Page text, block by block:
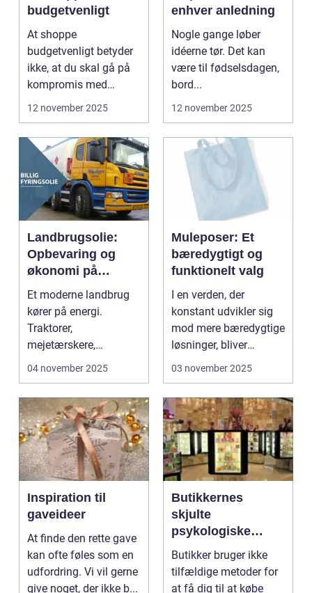
budgetvenligt
At shoppe
budgetvenligt betyder
ikke, at du skal gå på
kompromis med
kvalitet eller stil...
12 november 2025
enhver anledning
Nogle gange løber
idéerne tør. Det kan
være til fødselsdagen,
bord...
12 november 2025
Landbrugsolie:
Opbevaring og
økonomi på
gården
Et moderne landbrug
kører på energi.
Traktorer,
mejetærskere,
transport, tø...
04 november 2025
Muleposer: Et
bæredygtigt og
funktionelt valg
I en verden, der
konstant udvikler sig
mod mere bæredygtige
løsninger, bliver
produkter...
03 november 2025
Inspiration til
gaveideer
At finde den rette gave
kan ofte føles som en
udfordring. Vi vil gerne
give noget, der ikke b...
Butikkernes
skjulte
psykologiske
tricks
Butikker bruger ikke
tilfældige metoder for
at få dig til at købe